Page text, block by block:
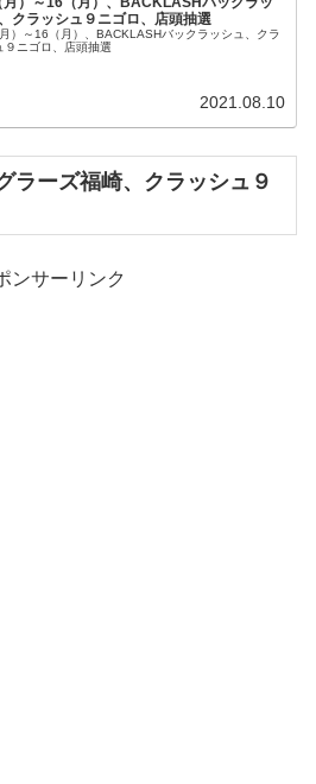
クラッシュ９ニゴロ、店頭抽選
）～16（月）、BACKLASHバックラッシュ、クラ
９ニゴロ、店頭抽選
2021.08.10
ラーズ福崎、クラッシュ９
ンサーリンク